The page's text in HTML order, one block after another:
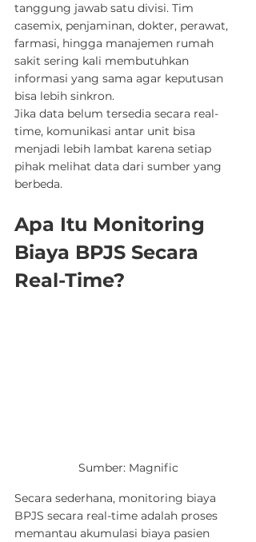
tanggung jawab satu divisi. Tim
casemix, penjaminan, dokter, perawat,
farmasi, hingga manajemen rumah
sakit sering kali membutuhkan
informasi yang sama agar keputusan
bisa lebih sinkron.
Jika data belum tersedia secara real-
time, komunikasi antar unit bisa
menjadi lebih lambat karena setiap
pihak melihat data dari sumber yang
berbeda.
Apa Itu Monitoring
Biaya BPJS Secara
Real-Time?
Sumber: Magnific
Secara sederhana, monitoring biaya
BPJS secara real-time adalah proses
memantau akumulasi biaya pasien